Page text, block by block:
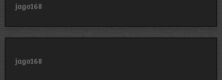
jago168
jago168